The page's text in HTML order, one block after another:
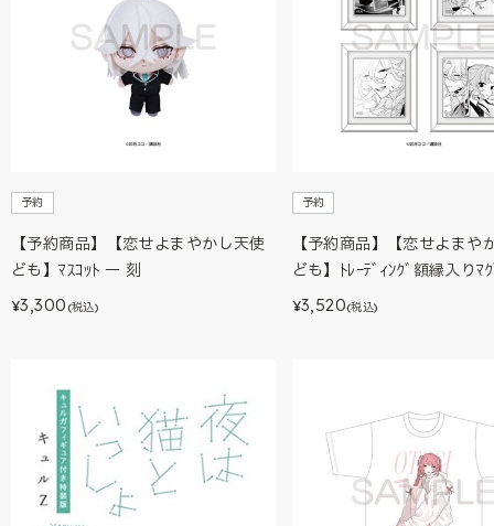
予約
【予約商品】【恋せよまやかし天使
ども】ﾏｽｺｯﾄ 一 刻
¥3,300 (税込)
予約
【予約商品】【恋せよまや
ども】ﾄﾚｰﾃﾞｨﾝｸﾞ額縁入りﾏ
¥3,520(税込)